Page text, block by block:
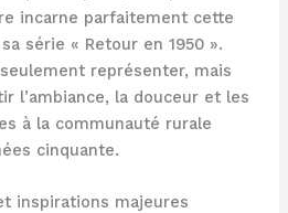
incarne parfaitement cette
série « Retour en 1950 ».
représenter, mais
l’ambiance, la douceur et les
à la communauté rurale
cinquante.
inspirations majeures